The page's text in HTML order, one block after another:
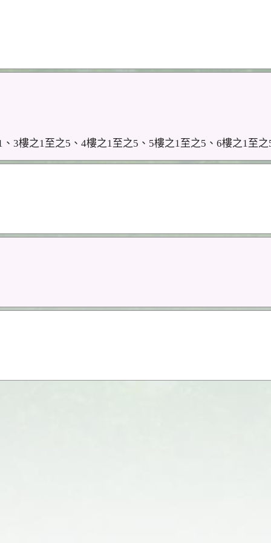
3樓之1至之5、4樓之1至之5、5樓之1至之5、6樓之1至